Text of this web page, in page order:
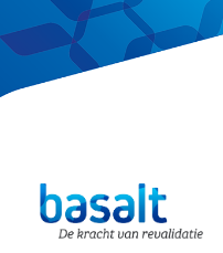
Direct naar de content
Direct naar de